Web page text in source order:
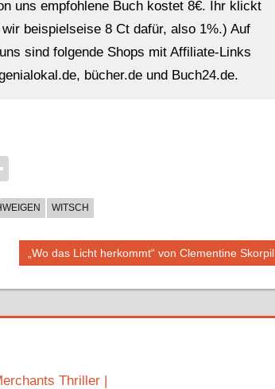
uns empfohlene Buch kostet 8€. Ihr klickt
beispielseise 8 Ct dafür, also 1%.) Auf
sind folgende Shops mit Affiliate-Links
bücher.de und Buch24.de.
WITSCH
Nächster
„Wo das Licht herkommt“ von Clementine Skorpil
Thriller |